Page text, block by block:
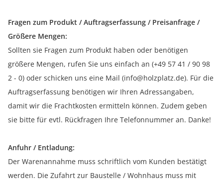
Fragen zum Produkt / Auftragserfassung / Preisanfrage /
Größere Mengen:
Sollten sie Fragen zum Produkt haben oder benötigen
größere Mengen, rufen Sie uns einfach an (+49 57 41 / 90 98
2 - 0) oder schicken uns eine Mail (info@holzplatz.de). Für die
Auftragserfassung benötigen wir Ihren Adressangaben,
damit wir die Frachtkosten ermitteln können. Zudem geben
sie bitte für evtl. Rückfragen Ihre Telefonnummer an. Danke!
Anfuhr / Entladung:
Der Warenannahme muss schriftlich vom Kunden bestätigt
werden. Die Zufahrt zur Baustelle / Wohnhaus muss mit